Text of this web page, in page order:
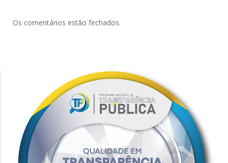
Os comentários estão fechados.